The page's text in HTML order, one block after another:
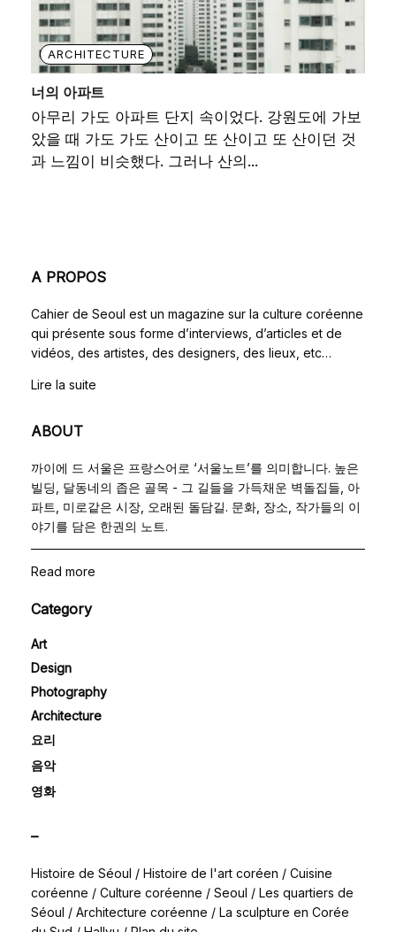
ARCHITECTURE
너의 아파트
아무리 가도 아파트 단지 속이었다. 강원도에 가보
았을 때 가도 가도 산이고 또 산이고 또 산이던 것
과 느낌이 비슷했다. 그러나 산의...
A PROPOS
Cahier de Seoul est un magazine sur la culture coréenne
qui présente sous forme d’interviews, d’articles et de
vidéos, des artistes, des designers, des lieux, etc…
Lire la suite
ABOUT
까이에 드 서울은 프랑스어로 ‘서울노트’를 의미합니다. 높은
빌딩, 달동네의 좁은 골목 - 그 길들을 가득채운 벽돌집들, 아
파트, 미로같은 시장, 오래된 돌담길. 문화, 장소, 작가들의 이
야기를 담은 한권의 노트.
Read more
Category
Art
Design
Photography
Architecture
요리
음악
영화
–
Histoire de Séoul / Histoire de l'art coréen / Cuisine
coréenne / Culture coréenne / Seoul / Les quartiers de
Séoul / Architecture coréenne / La sculpture en Corée